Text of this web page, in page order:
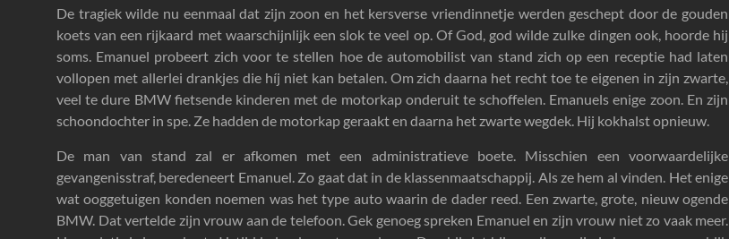
De tragiek wilde nu eenmaal dat zijn zoon en het kersverse vriendinnetje werden geschept door de gouden
koets van een rijkaard met waarschijnlijk een slok te veel op. Of God, god wilde zulke dingen ook, hoorde hij
soms. Emanuel probeert zich voor te stellen hoe de automobilist van stand zich op een receptie had laten
vollopen met allerlei drankjes die híj niet kan betalen. Om zich daarna het recht toe te eigenen in zijn zwarte,
veel te dure BMW fietsende kinderen met de motorkap onderuit te schoffelen. Emanuels enige zoon. En zijn
schoondochter in spe. Ze hadden de motorkap geraakt en daarna het zwarte wegdek. Hij kokhalst opnieuw.
De man van stand zal er afkomen met een administratieve boete. Misschien een voorwaardelijke
gevangenisstraf, beredeneert Emanuel. Zo gaat dat in de klassenmaatschappij. Als ze hem al vinden. Het enige
wat ooggetuigen konden noemen was het type auto waarin de dader reed. Een zwarte, grote, nieuw ogende
BMW. Dat vertelde zijn vrouw aan de telefoon. Gek genoeg spreken Emanuel en zijn vrouw niet zo vaak meer.